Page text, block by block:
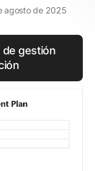
agosto de 2025
gestión